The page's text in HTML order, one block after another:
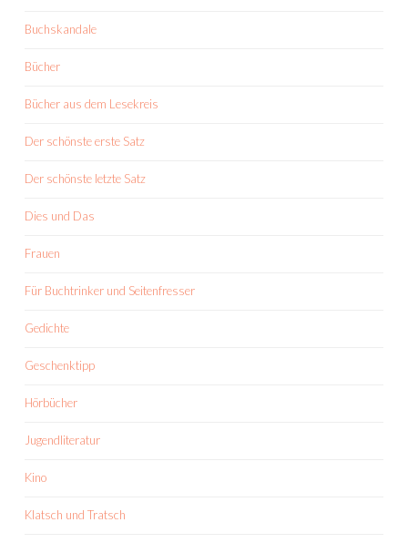
Buchskandale
Bücher
Bücher aus dem Lesekreis
Der schönste erste Satz
Der schönste letzte Satz
Dies und Das
Frauen
Für Buchtrinker und Seitenfresser
Gedichte
Geschenktipp
Hörbücher
Jugendliteratur
Kino
Klatsch und Tratsch